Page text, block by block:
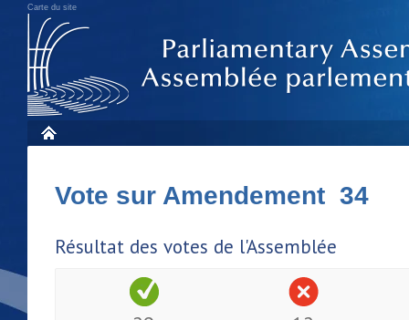
Carte du site
Vote sur Amendement 34
Résultat des votes de l'Assemblée